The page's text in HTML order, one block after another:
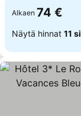
Alkaen 74 €
Näytä hinnat 11